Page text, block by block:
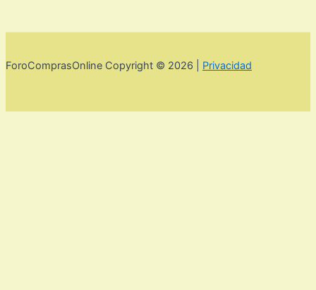
ForoComprasOnline Copyright © 2026 | Privacidad